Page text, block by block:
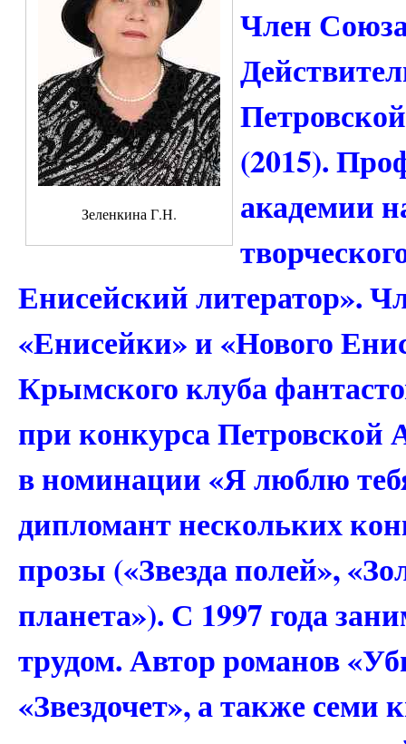
Зеленкина Г.Н.
Член
(2015).
академии
Енисейский литератор».
«Енисейки» и «Нового
Крымского клуба
при конкурса Петровской
в номинации «Я люблю
дипломант нескольких
прозы («Звезда полей»,
планета»). С 1997 года
трудом. Автор романов
«Звездочет», а также семи